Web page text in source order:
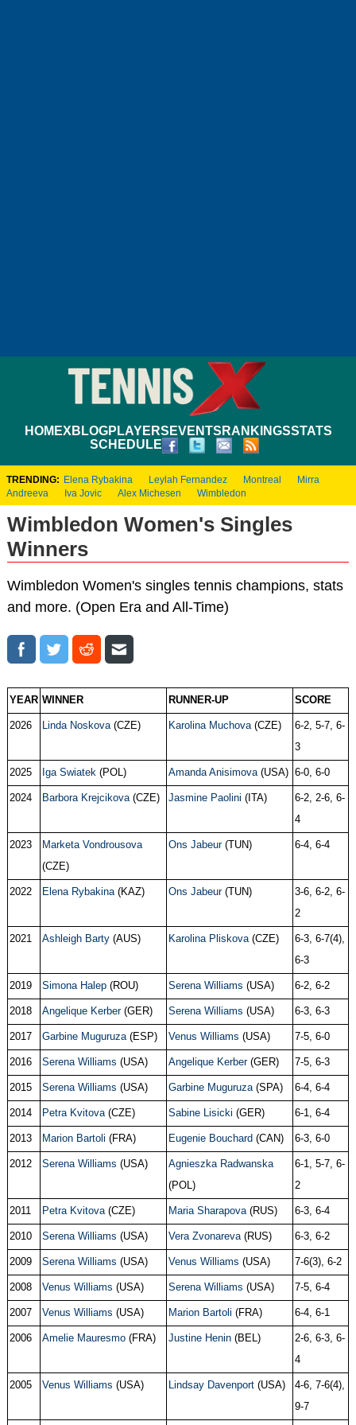
HOMEXBLOGPLAYERS EVENTS RANKINGSSTATS
SCHEDULE
TRENDING: Elena Rybakina Leylah Fernandez Montreal
Mirra
Andreeva
Iva Jovic Alex Michesen Wimbledon
Wimbledon Women's Singles
Winners
Wimbledon Women's singles tennis champions, stats
and more. (Open Era and All-Time)
YEAR WINNER RUNNER-UP SCORE
2026 Linda Noskova(CZE) Karolina Muchova(CZE)
6-2, 5-7, 6-
3
2025 Iga Swiatek (POL) Amanda Anisimova(USA) 6-0, 6-0
2024 Barbora Krejcikova(CZE) Jasmine Paolini (ITA)
6-2, 2-6, 6-
4
2023
Marketa Vondrousova
(CZE)
Ons Jabeur(TUN) 6-4, 6-4
2022 Elena Rybakina(KAZ) Ons Jabeur(TUN)
3-6, 6-2, 6-
2
2021 Ashleigh Barty(AUS) Karolina Pliskova(CZE)
6-3, 6-7(4),
6-3
2019 Simona Halep(ROU) Serena Williams (USA) 6-2, 6-2
2018 Angelique Kerber(GER) Serena Williams (USA) 6-3, 6-3
2017 Garbine Muguruza(ESP) Venus Williams (USA) 7-5, 6-0
2016 Serena Williams (USA) Angelique Kerber(GER) 7-5, 6-3
2015 Serena Williams (USA) Garbine Muguruza(SPA) 6-4, 6-4
2014 Petra Kvitova(CZE) Sabine Lisicki (GER) 6-1, 6-4
2013 Marion Bartoli (FRA) Eugenie Bouchard (CAN) 6-3, 6-0
2012 Serena Williams (USA)
Agnieszka Radwanska
(POL)
6-1, 5-7, 6-
2
2011 Petra Kvitova(CZE) Maria Sharapova(RUS) 6-3, 6-4
2010 Serena Williams (USA) Vera Zvonareva(RUS) 6-3, 6-2
2009 Serena Williams (USA) Venus Williams (USA) 7-6(3), 6-2
2008 Venus Williams (USA) Serena Williams (USA) 7-5, 6-4
2007 Venus Williams (USA) Marion Bartoli (FRA) 6-4, 6-1
2006 Amelie Mauresmo(FRA) Justine Henin(BEL)
2-6, 6-3, 6-
4
2005 Venus Williams (USA) Lindsay Davenport(USA)
4-6, 7-6(4),
9-7